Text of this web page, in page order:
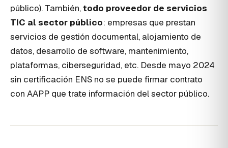
público). También,todo proveedor de servicios
TIC al sector público: empresas que prestan
servicios de gestión documental, alojamiento de
datos, desarrollo de software, mantenimiento,
plataformas, ciberseguridad, etc. Desde mayo 2024
sin certificación ENS no se puede firmar contrato
con AAPP que trate información del sector público.